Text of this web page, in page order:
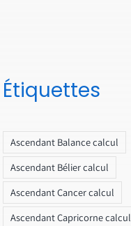
Étiquettes
Ascendant Balance calcul
Ascendant Bélier calcul
Ascendant Cancer calcul
Ascendant Capricorne calcul